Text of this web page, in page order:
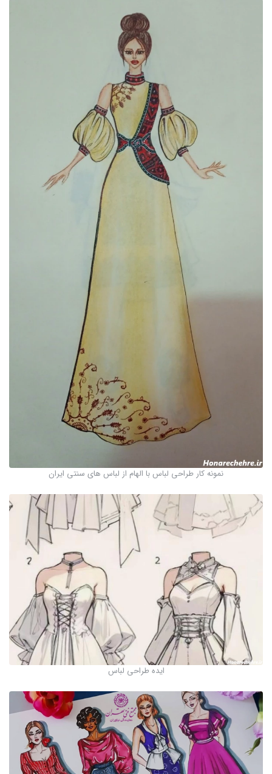
نمونه کار طراحی لباس با الهام از لباس های سنتی ایران
ایده طراحی لباس